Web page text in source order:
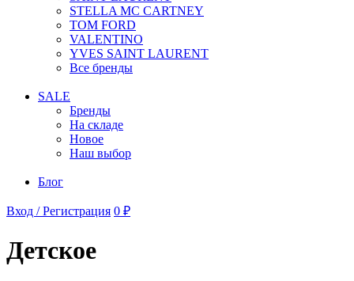
STELLA MC CARTNEY
TOM FORD
VALENTINO
YVES SAINT LAURENT
Все бренды
SALE
Бренды
На складе
Новое
Наш выбор
Блог
Вход / Регистрация 0 ₽
Детское